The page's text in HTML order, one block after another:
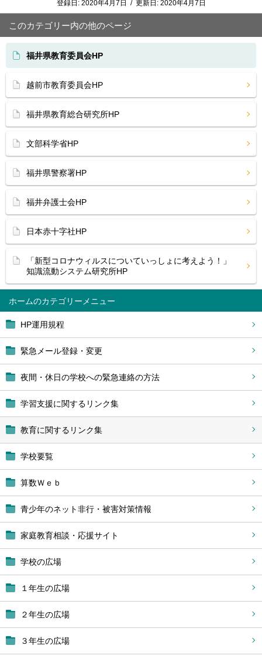
ホーム
HP運用規程
緊急メール登録・変更
夜間・休日の学校への緊急連絡の方法
学習支援に関するリンク集
教育に関するリンク集
学校要覧
算数Ｗｅｂ
青少年のネット非行・被害対策情報
家庭教育相談・応援サイト
学校の広場
１年生の広場
２年生の広場
３年生の広場
登録日: 2020年4月7日 / 更新日: 2020年4月7日
このカテゴリー内の他のページ
福井県教育委員会HP
越前市教育委員会HP
福井県教育総合研究所HP
文部科学省HP
福井県警察署HP
福井弁護士会HP
日本赤十字社HP
「新型コロナウィルスについていっしょに考えよう！」
知識流動システム研究所HP